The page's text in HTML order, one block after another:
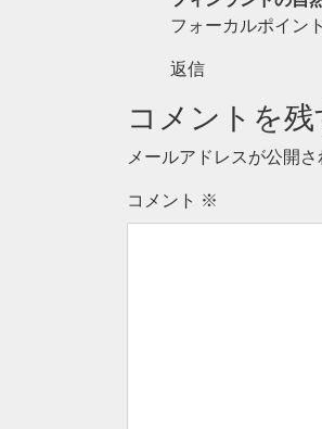
フォーカルポイン
返信
コメントを残
メールアドレスが公開
コメント ※